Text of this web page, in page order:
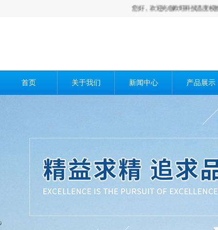
您好，欢迎光临欧旺科技温度校验炉,干
首页 关于我们 新闻中心 产品展示